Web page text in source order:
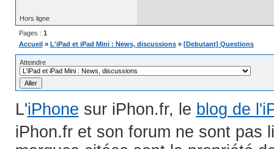
Hors ligne
Pages : 1
Accueil » L'iPad et iPad Mini : News, discussions » [Debutant] Questions
Atteindre
L'iPhone sur iPhon.fr, le blog de
iPhon.fr et son forum ne sont pas